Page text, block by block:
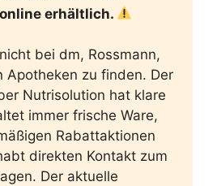
erhältlich.
bei dm, Rossmann,
Apotheken zu finden. Der
Nutrisolution hat klare
immer frische Ware,
Rabattaktionen
direkten Kontakt zum
Der aktuelle